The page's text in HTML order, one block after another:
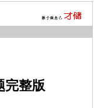
完整版